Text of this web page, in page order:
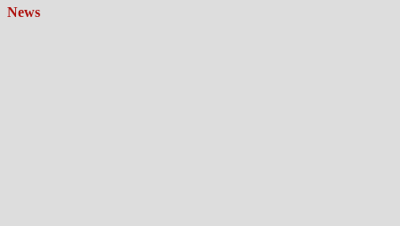
News